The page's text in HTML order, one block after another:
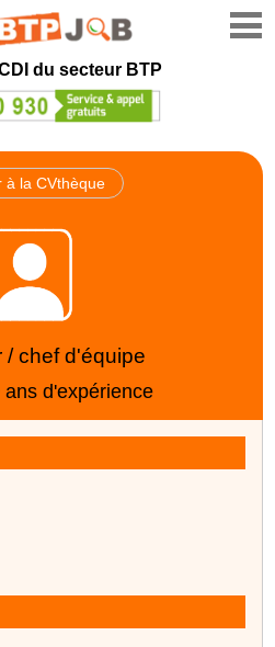
du secteur BTP
à la CVthèque
/ chef d'équipe
ans d'expérience